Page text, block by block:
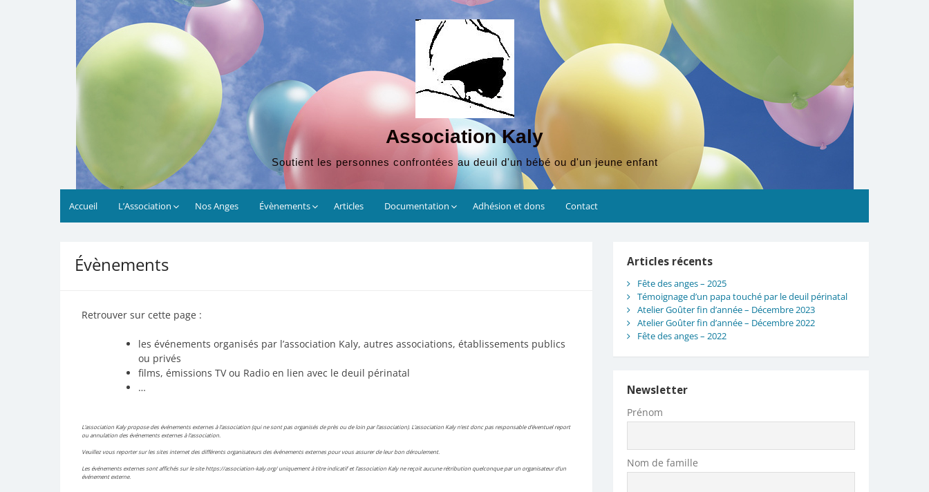
Association Kaly
Soutient les personnes confrontées au deuil d'un bébé ou d'un jeune enfant
Accueil L’Association Nos Anges Évènements Articles Documentation Adhésion et dons Contact
Évènements
Retrouver sur cette page :
les événements organisés par l’association Kaly, autres associations, établissements publics
ou privés
films, émissions TV ou Radio en lien avec le deuil périnatal
…
L’association Kaly propose des événements externes à l’association (qui ne sont pas organisés de près ou de loin par l’association). L’association Kaly n’est donc pas responsable d’éventuel report
ou annulation des événements externes à l’association.
Veuillez vous reporter sur les sites internet des différents organisateurs des événements externes pour vous assurer de leur bon déroulement.
Les événements externes sont affichés sur le site https://association-kaly.org/ uniquement à titre indicatif et l’association Kaly ne reçoit aucune rétribution quelconque par un organisateur d’un
événement externe.
00:00
04:00
05:00
Articles récents
Fête des anges – 2025
Témoignage d’un papa touché par le deuil périnatal
Atelier Goûter fin d’année – Décembre 2023
Atelier Goûter fin d’année – Décembre 2022
Fête des anges – 2022
Newsletter
Prénom
Nom de famille